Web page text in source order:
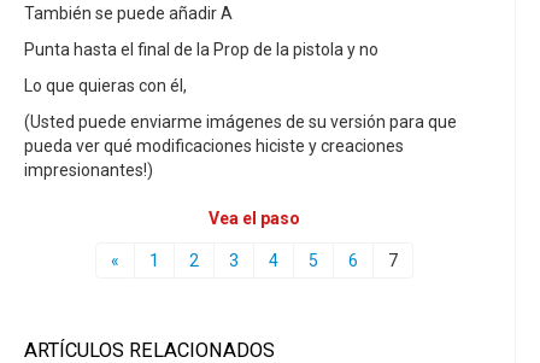
También se puede añadir A
Punta hasta el final de la Prop de la pistola y no
Lo que quieras con él,
(Usted puede enviarme imágenes de su versión para que
pueda ver qué modificaciones hiciste y creaciones
impresionantes!)
Vea el paso
« 1 2 3 4 5 6 7
ARTÍCULOS RELACIONADOS